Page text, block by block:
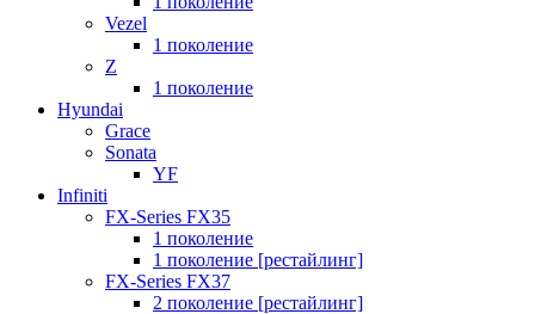
Vezel
1 поколение
Z
1 поколение
Hyundai
Grace
Sonata
YF
Infiniti
FX-Series FX35
1 поколение
1 поколение [рестайлинг]
FX-Series FX37
2 поколение [рестайлинг]